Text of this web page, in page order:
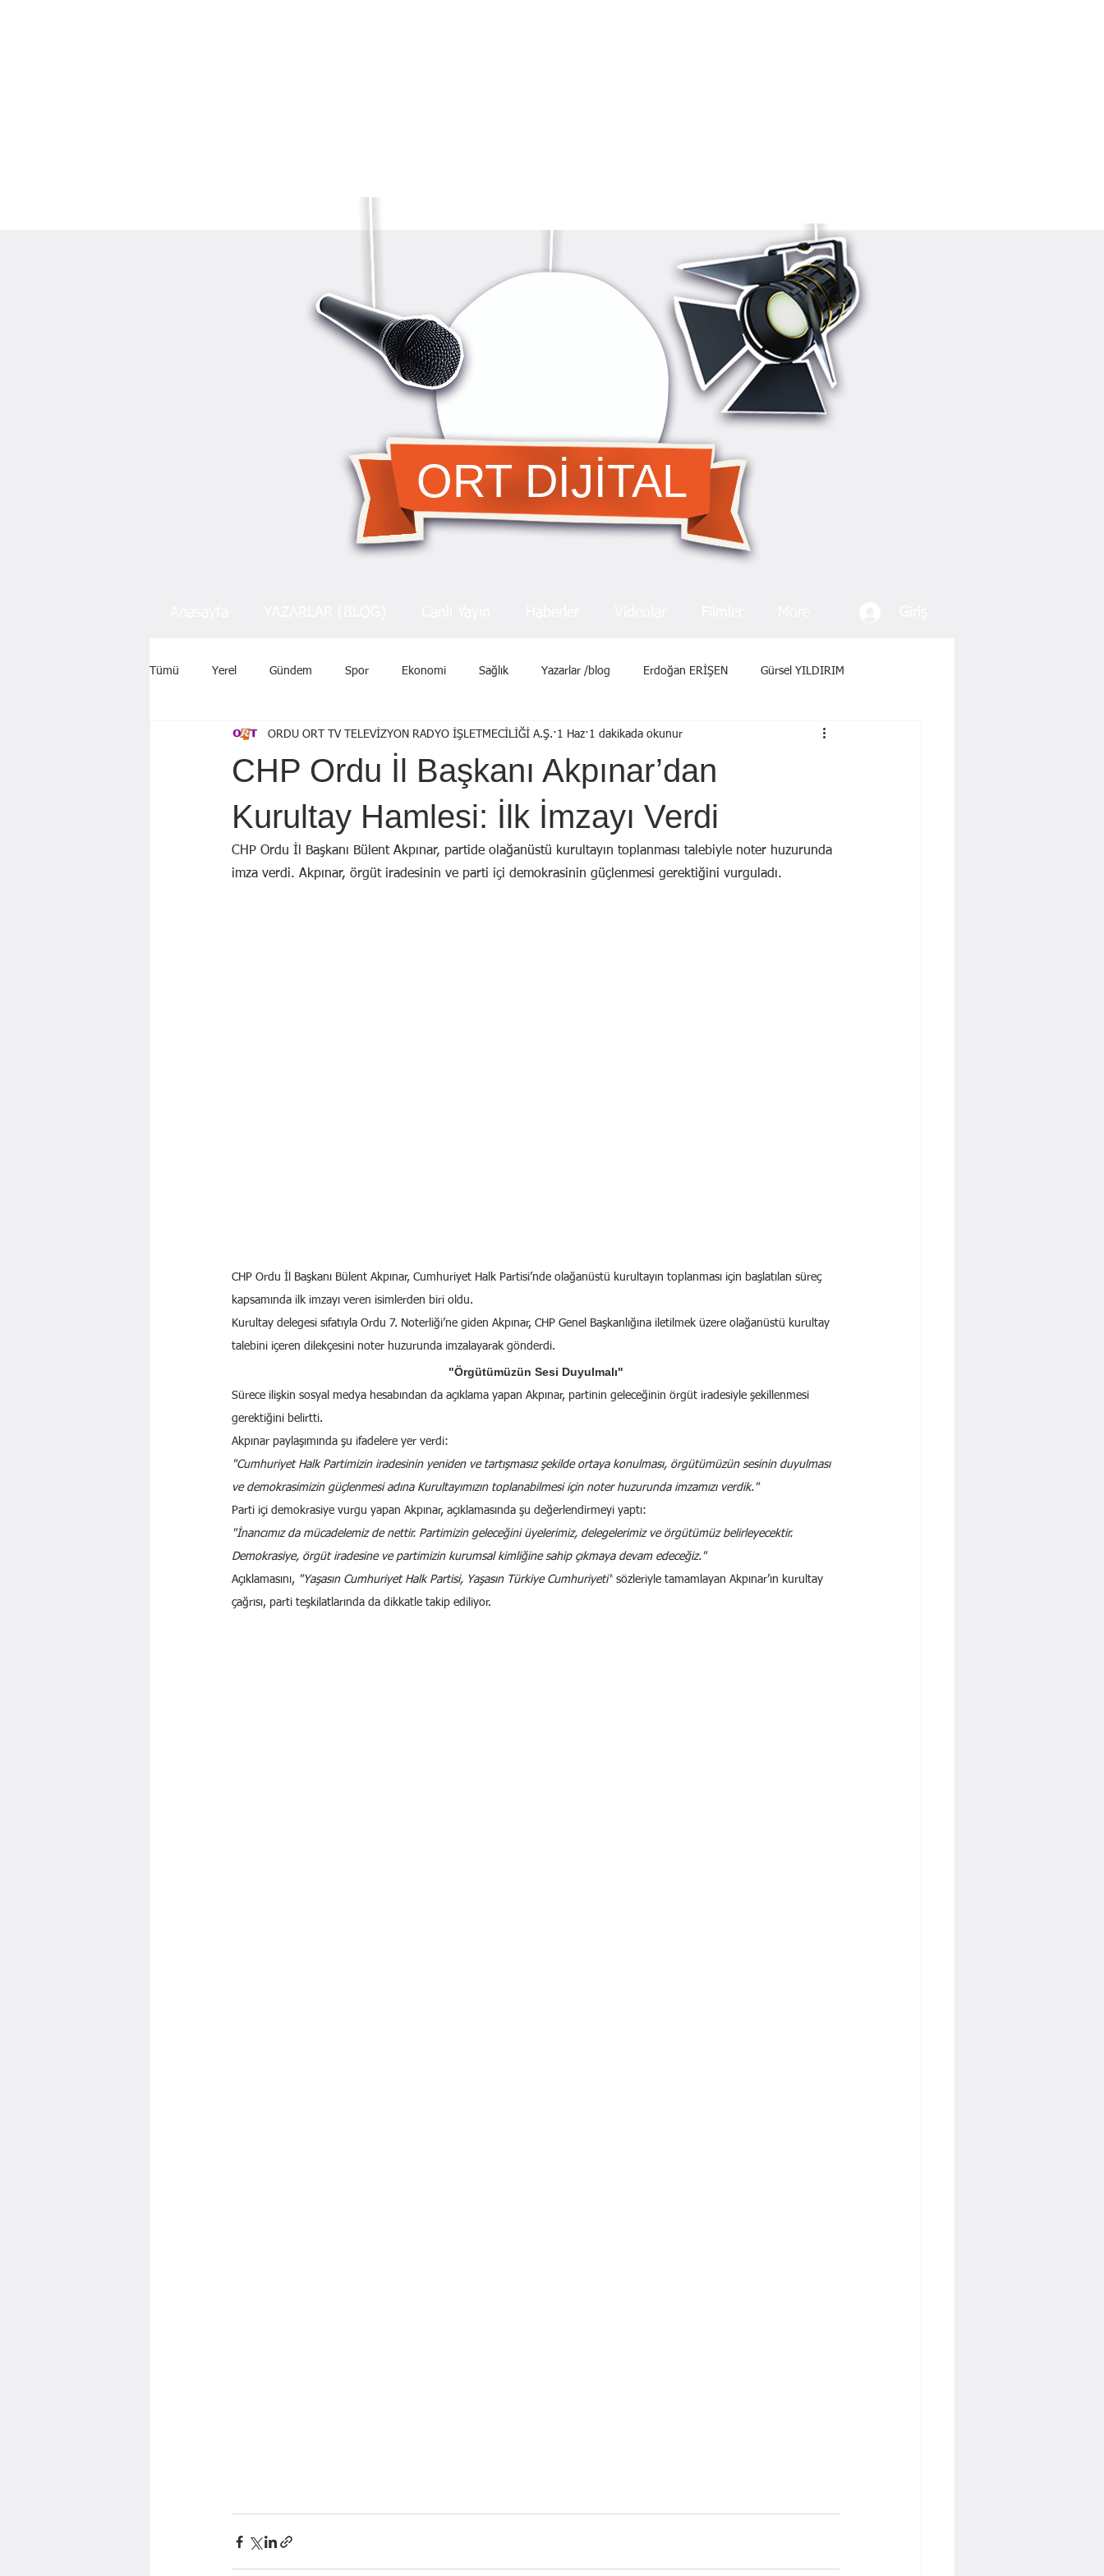
ORT DİJİTAL
Tümü Yerel Gündem Spor Ekonomi Sağlık Yazarlar /blog Erdoğan ERİŞEN Gürsel YILDIRIM
Özen Topçu EKREM KARADAĞ Birol Öztürk Selçuk ŞEN Osman KADEMOĞLU Yavuz KALYONCU
BAYRAM AYBASTI Yekta AYDIN İsmail Tosun SARAL Mustafa YILDIRIM
Mahmut KILIÇ
CHP Ordu İl Başkanı Akpınar’dan
Kurultay Hamlesi: İlk İmzayı Verdi
ORDU ORT TV TELEVİZYON RADYO İŞLETMECİLİĞİ A.Ş. 1 Haz 1 dakikada okunur
CHP Ordu İl Başkanı Bülent Akpınar, partide olağanüstü kurultayın toplanması talebiyle noter huzurunda
imza verdi. Akpınar, örgüt iradesinin ve parti içi demokrasinin güçlenmesi gerektiğini vurguladı.
CHP Ordu İl Başkanı Bülent Akpınar, Cumhuriyet Halk Partisi’nde olağanüstü kurultayın toplanması için başlatılan süreç
kapsamında ilk imzayı veren isimlerden biri oldu.
Kurultay delegesi sıfatıyla Ordu 7. Noterliği’ne giden Akpınar, CHP Genel Başkanlığına iletilmek üzere olağanüstü kurultay
talebini içeren dilekçesini noter huzurunda imzalayarak gönderdi.
"Örgütümüzün Sesi Duyulmalı"
Sürece ilişkin sosyal medya hesabından da açıklama yapan Akpınar, partinin geleceğinin örgüt iradesiyle şekillenmesi
gerektiğini belirtti.
Akpınar paylaşımında şu ifadelere yer verdi:
"Cumhuriyet Halk Partimizin iradesinin yeniden ve tartışmasız şekilde ortaya konulması, örgütümüzün sesinin duyulması
ve demokrasimizin güçlenmesi adına Kurultayımızın toplanabilmesi için noter huzurunda imzamızı verdik."
Parti içi demokrasiye vurgu yapan Akpınar, açıklamasında şu değerlendirmeyi yaptı:
"İnancımız da mücadelemiz de nettir. Partimizin geleceğini üyelerimiz, delegelerimiz ve örgütümüz belirleyecektir.
Demokrasiye, örgüt iradesine ve partimizin kurumsal kimliğine sahip çıkmaya devam edeceğiz."
Açıklamasını, "Yaşasın Cumhuriyet Halk Partisi, Yaşasın Türkiye Cumhuriyeti" sözleriyle tamamlayan Akpınar’ın kurultay
çağrısı, parti teşkilatlarında da dikkatle takip ediliyor.